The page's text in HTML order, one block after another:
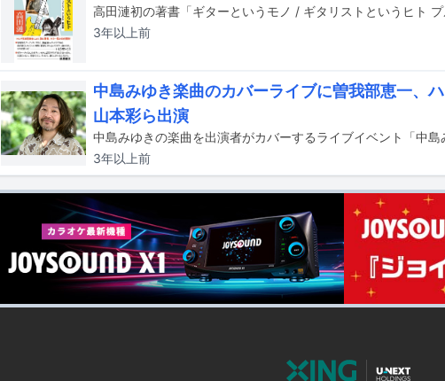
3年以上前
中島みゆき楽曲のカバーライブに曽我部恵一、
山本彩ら出演
3年以上前